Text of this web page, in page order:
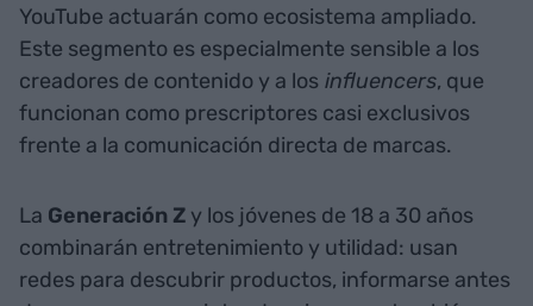
YouTube actuarán como ecosistema ampliado.
Este segmento es especialmente sensible a los
creadores de contenido y a los influencers, que
funcionan como prescriptores casi exclusivos
frente a la comunicación directa de marcas.
La Generación Z y los jóvenes de 18 a 30 años
combinarán entretenimiento y utilidad: usan
redes para descubrir productos, informarse antes